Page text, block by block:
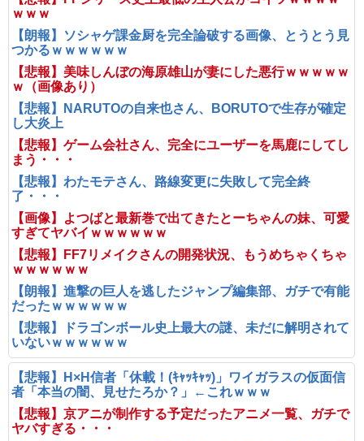
ｗｗｗ
【朗報】ソシャゲ課金厨を完全論破する画像、とうとう見
つかるｗｗｗｗｗｗ
【悲報】美味しんぼの海原雄山が妻にした悪行ｗｗｗｗｗ
ｗ（画像あり）
【悲報】NARUTOの自来也さん、BORUTOで生存が確定
し大炎上
【悲報】ゲーム会社さん、完全にユーザーを馬鹿にしてし
まう・・・
【悲報】わたモテさん、路線変更に失敗して完全終
了・・・
【画像】よつばと最新巻で出てきたとーちゃんの妹、可愛
すぎてヤバイｗｗｗｗｗｗ
【悲報】FF7リメイクさんの開発状況、もうめちゃくちゃ
ｗｗｗｗｗｗ
【朗報】進撃の巨人を逃したジャンプ編集部、ガチで有能
だったｗｗｗｗｗｗ
【悲報】ドラゴンボール史上最大の謎、未だに解明されて
いないｗｗｗｗｗｗ
【悲報】H×H信者「休載！(ｷｬｯｷｬｯ)」ワイガラスの仮面信
者「本当の闇、見せたろか？」←これｗｗｗ
【悲報】京アニが制作する予定だったアニメ一覧、ガチで
ヤバすぎる・・・